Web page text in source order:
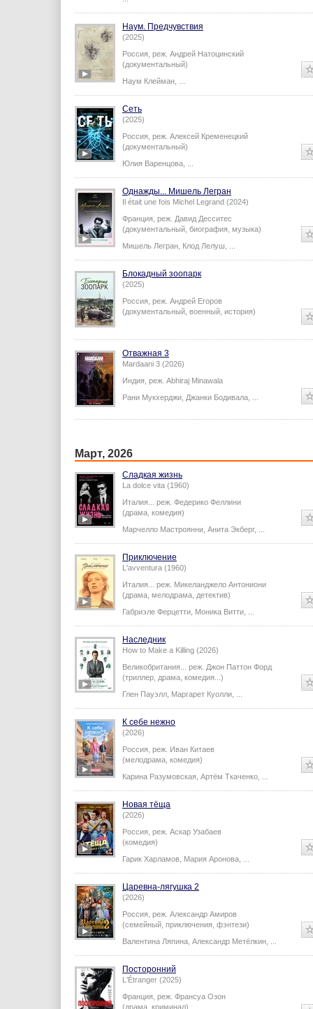
Наум. Предчувствия
(2025)
Россия, реж. Андрей Натоцинский
(документальный)
Наум Клейман
Сеть
(2025)
Россия, реж. Алексей Кременецкий
(документальный)
Юлия Варенцова
Однажды... Мишель Легран
Il était une fois Michel Legrand (2024)
Франция, реж. Давид Десситес
(документальный, биография, музыка)
Мишель Легран Клод Лелуш
Блокадный зоопарк
(2025)
Россия, реж. Андрей Егоров
(документальный, военный, история)
Отважная 3
Mardaani 3 (2026)
Индия, реж. Abhiraj Minawala
Рани Мукхерджи Джанки Бодивала
Март, 2026
Сладкая жизнь
La dolce vita (1960)
Италия... реж. Федерико Феллини
(драма, комедия)
Марчелло Мастроянни Анита Экберг,
Приключение
L'avventura (1960)
Италия... реж. Микеланджело Антониони
(драма, мелодрама, детектив)
Габриэле Ферцетти Моника Витти
Наследник
How to Make a Killing (2026)
Великобритания... реж. Джон Паттон Форд
(триллер, драма, комедия...)
Глен Пауэлл Маргарет Куолли
К себе нежно
(2026)
Россия, реж. Иван Китаев
(мелодрама, комедия)
Карина Разумовская Артём Ткаченко
Новая тёща
(2026)
Россия, реж. Аскар Узабаев
(комедия)
Гарик Харламов Мария Аронова
Царевна-лягушка 2
(2026)
Россия, реж. Александр Амиров
(семейный, приключения, фэнтези)
Валентина Ляпина Александр Метёлкин
Посторонний
L'Étranger (2025)
Франция, реж. Франсуа Озон
(драма, криминал)